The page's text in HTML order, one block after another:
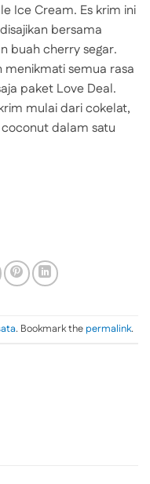
Ice Cream. Es krim ini
bersama
buah cherry segar.
menikmati semua rasa
paket Love Deal.
mulai dari cokelat,
dalam satu
. Bookmark thepermalink.